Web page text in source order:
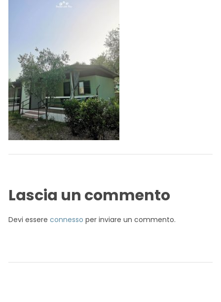
Lascia un commento
Devi essere connesso per inviare un commento.